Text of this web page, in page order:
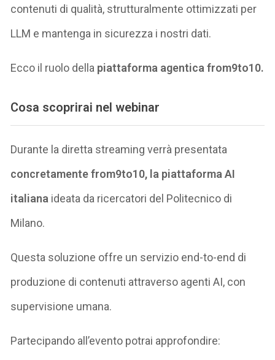
contenuti di qualità, strutturalmente ottimizzati per
LLM e mantenga in sicurezza i nostri dati.
Ecco il ruolo della piattaforma agentica from9to10.
Cosa scoprirai nel webinar
Durante la diretta streaming verrà presentata
concretamente from9to10, la piattaforma AI
italiana ideata da ricercatori del Politecnico di
Milano.
Questa soluzione offre un servizio end-to-end di
produzione di contenuti attraverso agenti AI, con
supervisione umana.
Partecipando all’evento potrai approfondire: